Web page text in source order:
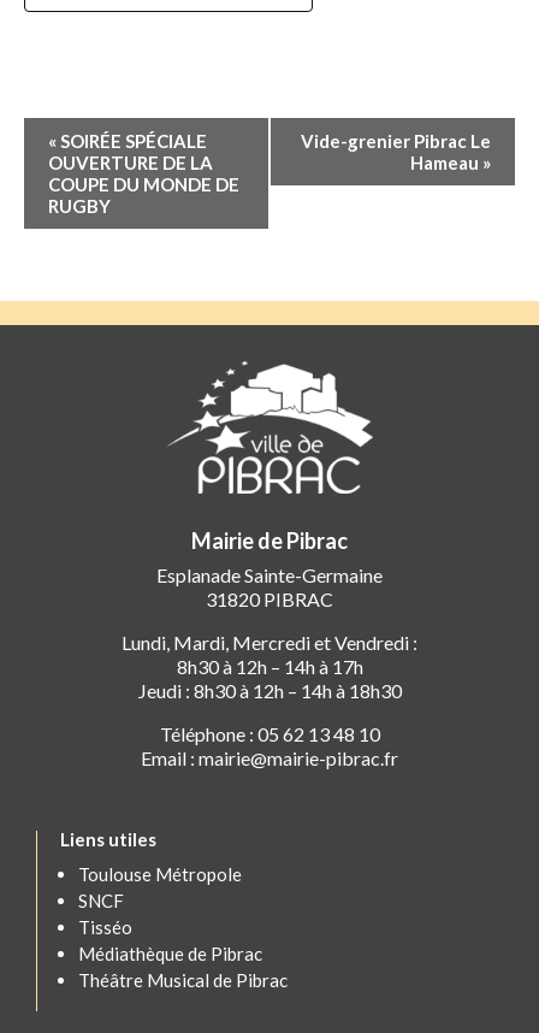
Navigation
Évènement
«SOIRÉE SPÉCIALE
OUVERTURE DE LA
COUPE DU MONDE DE
RUGBY
Vide-grenier Pibrac Le
Hameau »
Mairie de Pibrac
Esplanade Sainte-Germaine
31820 PIBRAC
Lundi, Mardi, Mercredi et Vendredi :
8h30 à 12h – 14h à 17h
Jeudi : 8h30 à 12h – 14h à 18h30
Téléphone : 05 62 13 48 10
Email : mairie@mairie-pibrac.fr
Liens utiles
Toulouse Métropole
SNCF
Tisséo
Médiathèque de Pibrac
Théâtre Musical de Pibrac